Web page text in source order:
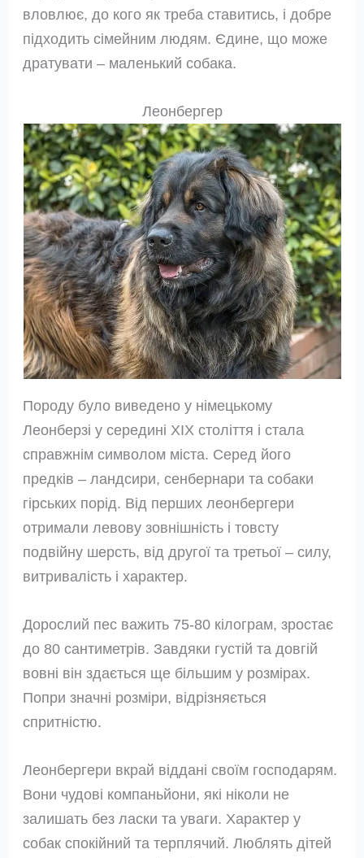
вловлює, до кого як треба ставитись, і добре
підходить сімейним людям. Єдине, що може
дратувати – маленький собака.
Леонбергер
Породу було виведено у німецькому
Леонберзі у середині ХІХ століття і стала
справжнім символом міста. Серед його
предків – ландсири, сенбернари та собаки
гірських порід. Від перших леонбергери
отримали левову зовнішність і товсту
подвійну шерсть, від другої та третьої – силу,
витривалість і характер.
Дорослий пес важить 75-80 кілограм, зростає
до 80 сантиметрів. Завдяки густій та довгій
вовні він здається ще більшим у розмірах.
Попри значні розміри, відрізняється
спритністю.
Леонбергери вкрай віддані своїм господарям.
Вони чудові компаньйони, які ніколи не
залишать без ласки та уваги. Характер у
собак спокійний та терплячий. Люблять дітей